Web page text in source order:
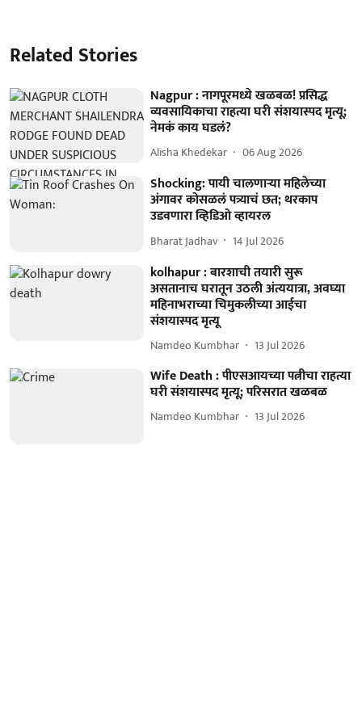
Related Stories
Nagpur : नागपूरमध्ये खळबळ! प्रसिद्ध
व्यवसायिकाचा राहत्या घरी संशयास्पद मृत्यू;
नेमकं काय घडलं?
Alisha Khedekar 06 Aug 2026
Shocking: पायी चालणाऱ्या महिलेच्या
अंगावर कोसळलं पत्र्याचं छत; थरकाप
उडवणारा व्हिडिओ व्हायरल
Bharat Jadhav 14 Jul 2026
kolhapur : बारशाची तयारी सुरू
असतानाच घरातून उठली अंत्ययात्रा, अवघ्या
महिनाभराच्या चिमुकलीच्या आईचा
संशयास्पद मृत्यू
Namdeo Kumbhar 13 Jul 2026
Wife Death : पीएसआयच्या पत्नीचा राहत्या
घरी संशयास्पद मृत्यू; परिसरात खळबळ
Namdeo Kumbhar 13 Jul 2026